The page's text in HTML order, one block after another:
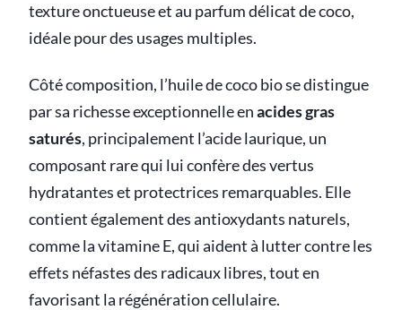
texture onctueuse et au parfum délicat de coco,
idéale pour des usages multiples.
Côté composition, l’huile de coco bio se distingue
par sa richesse exceptionnelle enacides gras
saturés, principalement l’acide laurique, un
composant rare qui lui confère des vertus
hydratantes et protectrices remarquables. Elle
contient également des antioxydants naturels,
comme la vitamine E, qui aident à lutter contre les
effets néfastes des radicaux libres, tout en
favorisant la régénération cellulaire.